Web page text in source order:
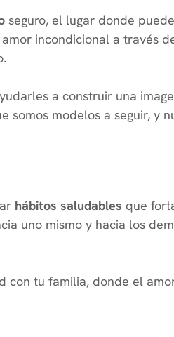
seguro, el lugar donde
incondicional a través
a construir una
somos modelos a seguir, y
hábitos saludables que
uno mismo y hacia los
tu familia, donde el